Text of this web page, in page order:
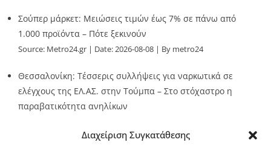
Διαχείριση Συγκατάθεσης
Σούπερ μάρκετ: Μειώσεις τιμών έως 7% σε πάνω από
1.000 προϊόντα – Πότε ξεκινούν
Source: Metro24.gr Date: 2026-08-08 By metro24
Θεσσαλονίκη: Τέσσερις συλλήψεις για ναρκωτικά σε
ελέγχους της ΕΛ.ΑΣ. στην Τούμπα – Στο στόχαστρο η
παραβατικότητα ανηλίκων